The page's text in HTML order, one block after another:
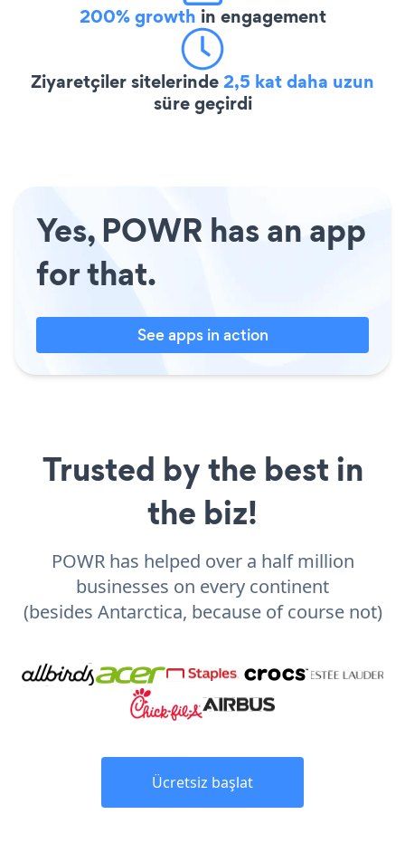
200% growth in engagement
Ziyaretçiler sitelerinde2,5 kat daha uzun
süre geçirdi
Yes, POWR has an app
for that.
See apps in action
Trusted by the best in
the biz!
POWR has helped over a half million
businesses on every continent
(besides Antarctica, because of course not)
Ücretsiz başlat